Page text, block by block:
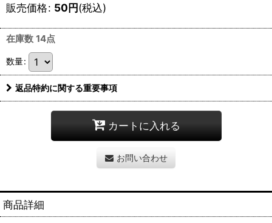
販売価格: 50円(税込)
在庫数 14点
数量:
返品特約に関する重要事項
カートに入れる
お問い合わせ
商品詳細